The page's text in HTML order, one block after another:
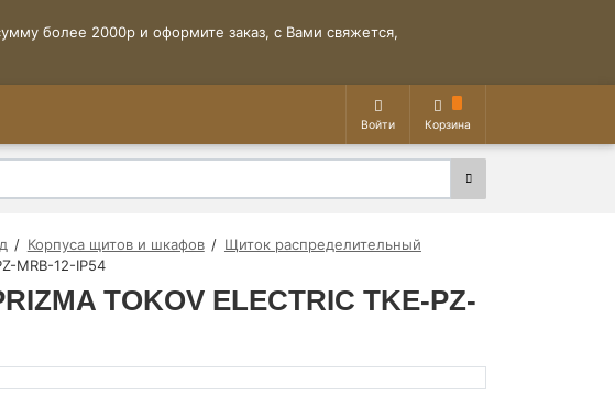
более 2000р и оформите заказ, с Вами свяжется,
Войти Корзина
Корпуса щитов и шкафов
Щиток распределительный
MRB-12-IP54
TOKOV ELECTRIC TKE-PZ-